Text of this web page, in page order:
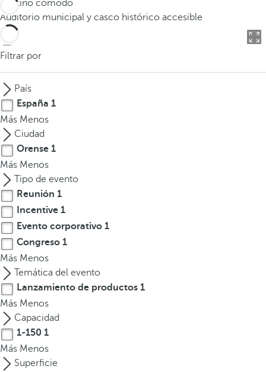
d
c
r
t
r
e
s
m
á
s
c
a
r
a
c
t
e
r
e
s
,
p
Destino cómodo
Auditorio municipal y casco histórico accesible
Filtrar por
País
España 1
Más Menos
Ciudad
Orense 1
Más Menos
Tipo de evento
Reunión 1
Incentive 1
Evento corporativo 1
Congreso 1
Más Menos
Temática del evento
Lanzamiento de productos 1
Más Menos
Capacidad
1-150 1
Más Menos
Superficie